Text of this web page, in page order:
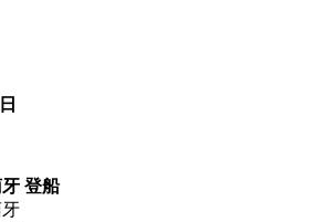
登船